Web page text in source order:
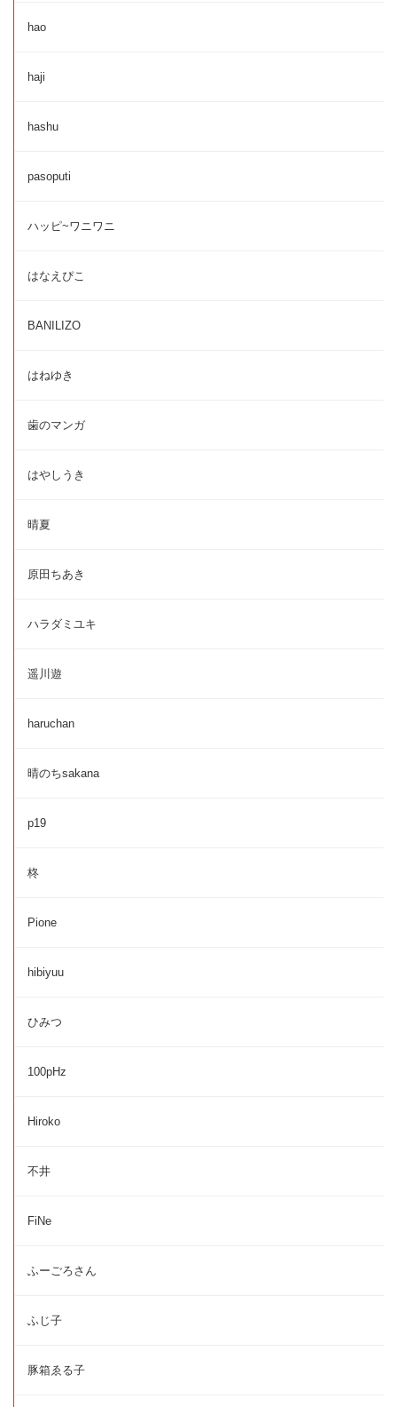
hao
haji
hashu
pasoputi
ハッピ~ワニワニ
はなえぴこ
BANILIZO
はねゆき
歯のマンガ
はやしうき
晴夏
原田ちあき
ハラダミユキ
遥川遊
haruchan
晴のちsakana
p19
柊
Pione
hibiyuu
ひみつ
100pHz
Hiroko
不井
FiNe
ふーごろさん
ふじ子
豚箱ゑる子